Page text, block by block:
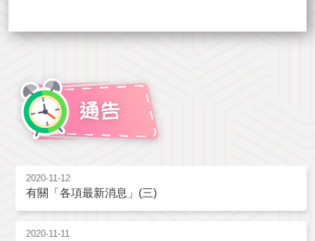
2020-11-12
有關「各項最新消息」(三)
2020-11-11